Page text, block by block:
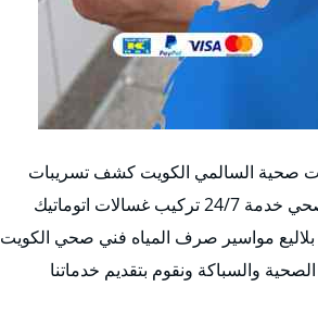
صحية السالمي الكويت كشف تسريبات
تسليك مجاري تركيب أطقم حمامات غسالات فتح مواسير الصرف الصحي خدمة 24/7 تركيب غسالات اتوماتيك
مواسير صرف المياه فني صحي الكويت
والسباكة ونقوم بتقديم خدماتنا